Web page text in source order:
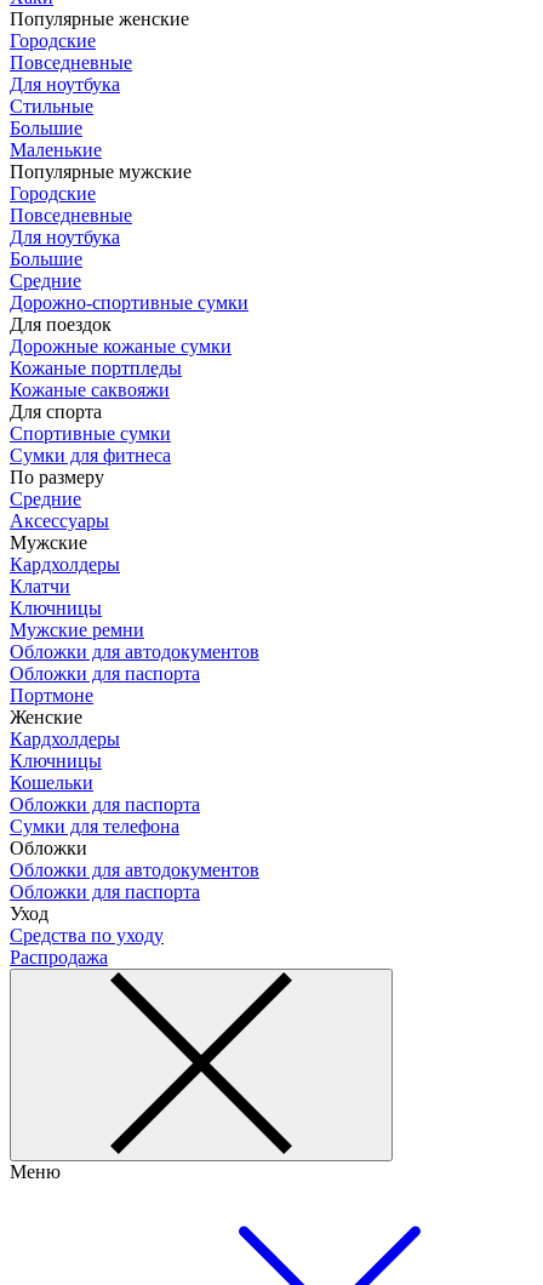
Популярные женские
Городские
Повседневные
Для ноутбука
Стильные
Большие
Маленькие
Популярные мужские
Городские
Повседневные
Для ноутбука
Большие
Средние
Дорожно-спортивные сумки
Для поездок
Дорожные кожаные сумки
Кожаные портпледы
Кожаные саквояжи
Для спорта
Спортивные сумки
Сумки для фитнеса
По размеру
Средние
Аксессуары
Мужские
Кардхолдеры
Клатчи
Ключницы
Мужские ремни
Обложки для автодокументов
Обложки для паспорта
Портмоне
Женские
Кардхолдеры
Ключницы
Кошельки
Обложки для паспорта
Сумки для телефона
Обложки
Обложки для автодокументов
Обложки для паспорта
Уход
Средства по уходу
Распродажа
Меню